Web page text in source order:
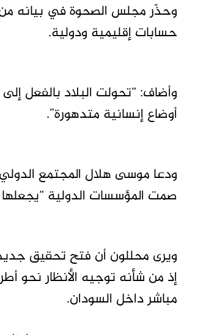
وحذّر مجلس الصحوة في بيانه
حسابات إقليمية ودولية.
وأضاف: “تحولت البلاد بالفعل
أوضاع إنسانية متدهورة”.
ودعا موسى هلال المجتمع
صمت المؤسسات الدولية
ويرى محللون أن فتح تحقيق
إذ من شأنه توجيه الأنظار نحو
مباشر داخل السودان.